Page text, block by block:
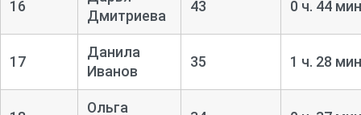
16
Дмитриева
43 0 ч. 44
17
Данила
Иванов
35 1 ч. 28
Ольга